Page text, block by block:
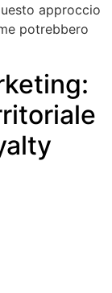
approccio
potrebbero